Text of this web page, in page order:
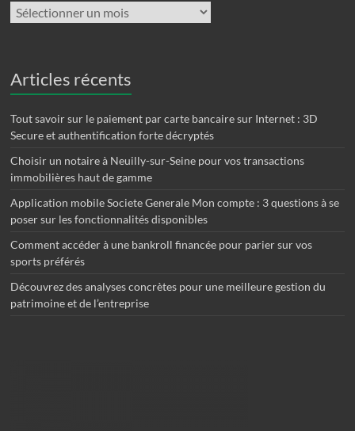
Archives
Articles récents
Tout savoir sur le paiement par carte bancaire sur Internet : 3D
Secure et authentification forte décryptés
Choisir un notaire à Neuilly-sur-Seine pour vos transactions
immobilières haut de gamme
Application mobile Societe Generale Mon compte : 3 questions à se
poser sur les fonctionnalités disponibles
Comment accéder à une bankroll financée pour parier sur vos
sports préférés
Découvrez des analyses concrètes pour une meilleure gestion du
patrimoine et de l’entreprise